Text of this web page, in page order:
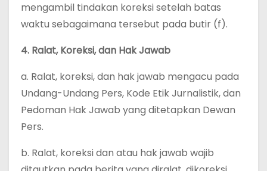
mengambil tindakan koreksi setelah batas
waktu sebagaimana tersebut pada butir (f).
4. Ralat, Koreksi, dan Hak Jawab
a. Ralat, koreksi, dan hak jawab mengacu pada
Undang-Undang Pers, Kode Etik Jurnalistik, dan
Pedoman Hak Jawab yang ditetapkan Dewan
Pers.
b. Ralat, koreksi dan atau hak jawab wajib